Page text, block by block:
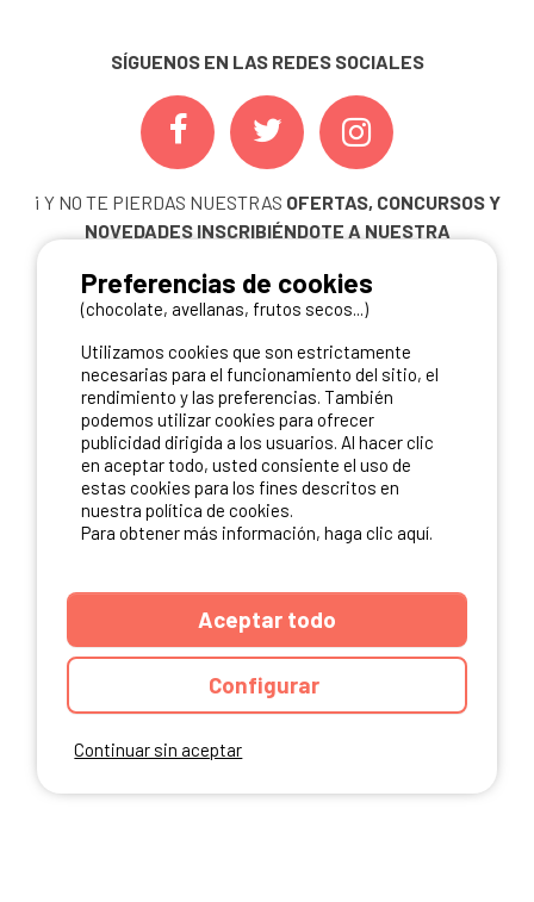
SÍGUENOS EN LAS REDES SOCIALES
¡ Y NO TE PIERDAS NUESTRAS OFERTAS, CONCURSOS Y
NOVEDADES INSCRIBIÉNDOTE A NUESTRA
ME INSCRIBO
NUESTROS PARTNERS
Continuar sin aceptar
Preferencias de cookies
(chocolate, avellanas, frutos secos...)
Utilizamos cookies que son estrictamente
necesarias para el funcionamiento del sitio, el
rendimiento y las preferencias. También
podemos utilizar cookies para ofrecer
publicidad dirigida a los usuarios. Al hacer clic
en aceptar todo, usted consiente el uso de
estas cookies para los fines descritos en
nuestra política de cookies.
Para obtener más información, haga clic aquí.
Aceptar todo
Configurar